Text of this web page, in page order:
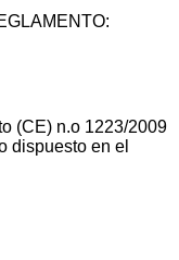
(CE) n.o 1223/2009
dispuesto en el